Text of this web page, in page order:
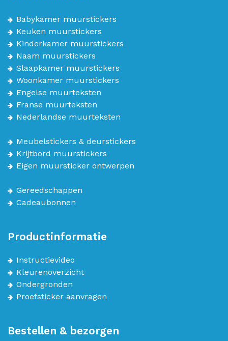
Babykamer muurstickers
Keuken muurstickers
Kinderkamer muurstickers
Naam muurstickers
Slaapkamer muurstickers
Woonkamer muurstickers
Engelse muurteksten
Franse muurteksten
Nederlandse muurteksten
Meubelstickers & deurstickers
Krijtbord muurstickers
Eigen muursticker ontwerpen
Gereedschappen
Cadeaubonnen
Productinformatie
Instructievideo
Kleurenoverzicht
Ondergronden
Proefsticker aanvragen
Bestellen & bezorgen